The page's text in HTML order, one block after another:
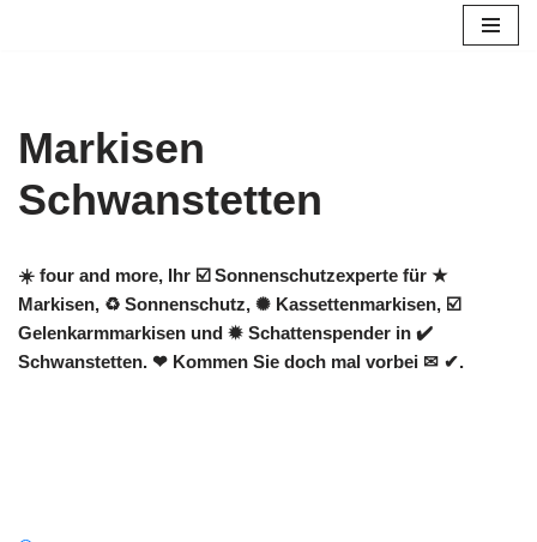
Markisen
Schwanstetten
☀️ four and more, Ihr ☑️ Sonnenschutzexperte für ★
Markisen, ♻ Sonnenschutz, ✺ Kassettenmarkisen, ☑️
Gelenkarmmarkisen und ✹ Schattenspender in ✔️
Schwanstetten. ❤ Kommen Sie doch mal vorbei ✉ ✔.